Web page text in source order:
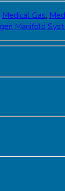
Medical Gas,
Manifold